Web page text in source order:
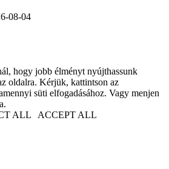
08-04
hogy jobb élményt nyújthassunk
oldalra. Kérjük, kattintson az
süti elfogadásához. Vagy menjen
ALL ACCEPT ALL